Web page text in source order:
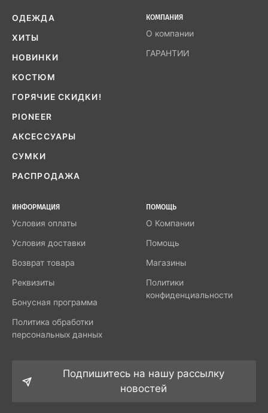
ОДЕЖДА
ХИТЫ
НОВИНКИ
КОСТЮМ
ГОРЯЧИЕ СКИДКИ!
PIONEER
АКСЕССУАРЫ
СУМКИ
РАСПРОДАЖА
КОМПАНИЯ
О компании
ГАРАНТИИ
ИНФОРМАЦИЯ
Условия оплаты
Условия доставки
Возврат товара
Реквизиты
Бонусная программа
Политика обработки
персональных данных
ПОМОЩЬ
О Компании
Помощь
Магазины
Политики
конфиденциальности
Подпишитесь на нашу рассылку
новостей